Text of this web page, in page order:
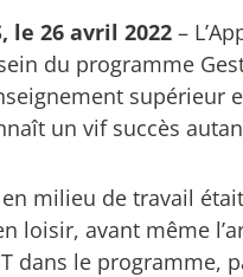
le 26 avril 2022 –
du programme
supérieur
un vif succès
en milieu de travail
loisir, avant même
dans le programme,